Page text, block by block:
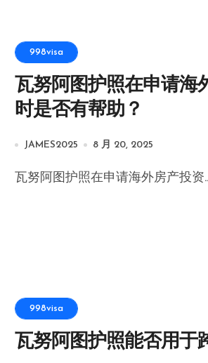
998visa
瓦努阿图护照在申请海
时是否有帮助？
JAMES2025 8 月 20, 2025
瓦努阿图护照在申请海外房产投资
998visa
瓦努阿图护照能否用于